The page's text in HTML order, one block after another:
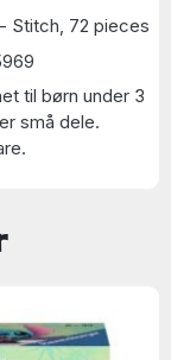
Stitch, 72 pieces
til børn under 3
små dele.